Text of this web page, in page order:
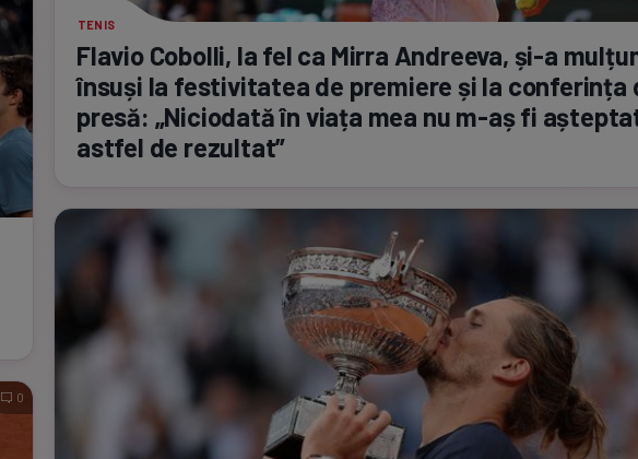
0
TENIS
Flavio Cobolli, la fel ca Mirra Andreeva, și-a
însuși la festivitatea de premiere și la conferința
presă: „Niciodată în viața mea nu m-așfi
astfel de rezultat”